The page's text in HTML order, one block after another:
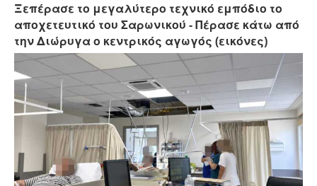
Ξεπέρασε το μεγαλύτερο τεχνικό εμπόδιο το
αποχετευτικό του Σαρωνικού - Πέρασε κάτω από
την Διώρυγα ο κεντρικός αγωγός (εικόνες)